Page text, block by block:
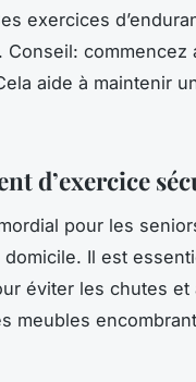
exercices
Conseil: commencez
aide à maintenir
d’exercice
pour les
Il est
éviter les chutes et
meubles